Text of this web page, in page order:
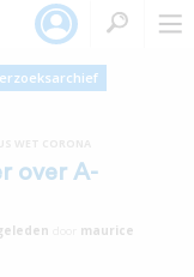
over A-
maurice